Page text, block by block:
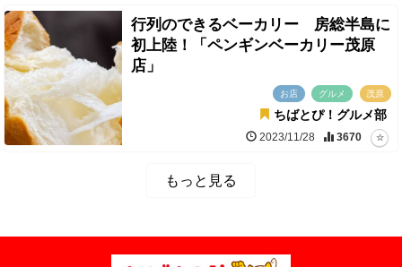
行列のできるベーカリー 房総半島に
初上陸！「ペンギンベーカリー茂原
店」
お店 グルメ 茂原
ちばとぴ！グルメ部
2023/11/28 3670
もっと見る